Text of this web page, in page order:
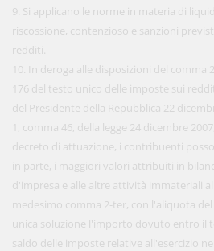
9. Si applicano le norme in materia di
riscossione, contenzioso e sanzioni
redditi.
10. In deroga alle disposizioni del
176 del testo unico delle imposte sui
del Presidente della Repubblica 22
1, comma 46, della legge 24 dicembre
decreto di attuazione, i contribuenti
in parte, i maggiori valori attribuiti in
d'impresa e alle altre attività immateriali
medesimo comma 2-ter, con l'aliquota
unica soluzione l'importo dovuto entro il
saldo delle imposte relative all'esercizio